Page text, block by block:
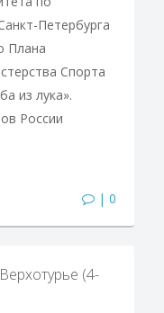
Петербурга
Плана
Спорта
из лука».
России
| 0
(4-